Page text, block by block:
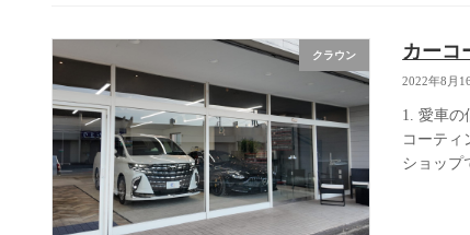
クラウン カー
2022年8月
1. 愛車の
コーティ
ショップ